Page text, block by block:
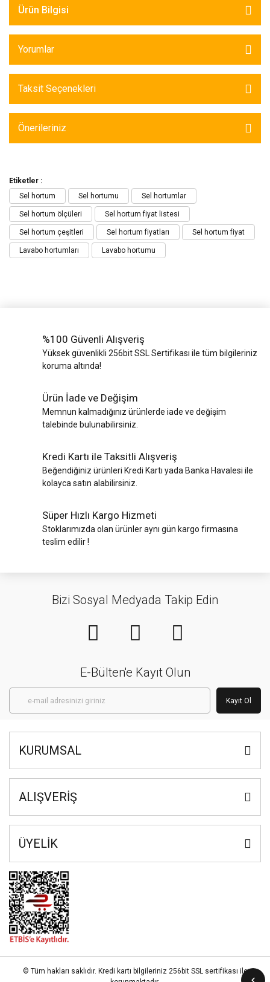
Ürün Bilgisi
Yorumlar
Taksit Seçenekleri
Önerileriniz
Etiketler :
Sel hortum
Sel hortumu Sel hortumlar
Sel hortum ölçüleri Sel hortum fiyat listesi
Sel hortum çeşitleri Sel hortum fiyatları Sel hortum fiyat
Lavabo hortumları Lavabo hortumu
%100 Güvenli Alışveriş
Yüksek güvenlikli 256bit SSL Sertifikası ile tüm bilgileriniz
koruma altında!
Ürün İade ve Değişim
Memnun kalmadığınız ürünlerde iade ve değişim
talebinde bulunabilirsiniz.
Kredi Kartı ile Taksitli Alışveriş
Beğendiğiniz ürünleri Kredi Kartı yada Banka Havalesi ile
kolayca satın alabilirsiniz.
Süper Hızlı Kargo Hizmeti
Stoklarımızda olan ürünler aynı gün kargo firmasına
teslim edilir !
Bizi Sosyal Medyada Takip Edin
E-Bülten'e Kayıt Olun
Kayıt Ol
KURUMSAL
ALIŞVERİŞ
ÜYELİK
© Tüm hakları saklıdır. Kredi kartı bilgileriniz 256bit SSL sertifikası ile